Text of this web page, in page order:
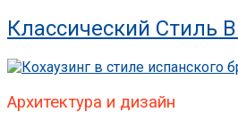
Классический Стиль
Архитектура и дизайн